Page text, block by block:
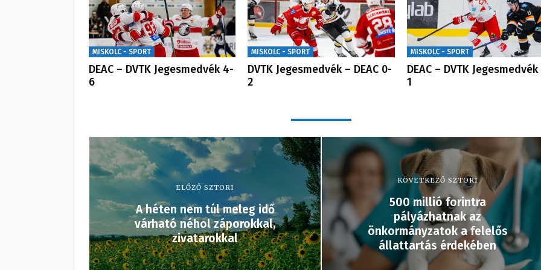
MISKOLC - SPORT
DEAC – DVTK Jegesmedvék 4-
6
MISKOLC - SPORT
DVTK Jegesmedvék – DEAC 0-
2
MISKOLC - SPORT
DEAC – DVTK
1
ELŐZŐ SZTORI
A héten nem túl meleg idő
várható néhol záporokkal,
zivatarokkal
KÖVETKEZŐ SZTORI
500 millió forintra
pályázhatnak az
önkormányzatok a felelős
állattartás érdekében